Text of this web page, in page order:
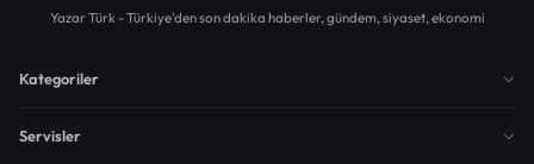
Yazar Türk - Türkiye'den son dakika haberler, gündem, siyaset, ekonomi
Kategoriler
Servisler